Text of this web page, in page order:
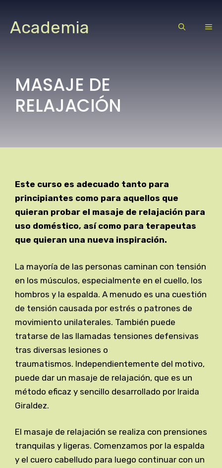
contenido
Academia
MASAJE DE
RELAJACIÓN
Este curso es adecuado tanto para
principiantes como para aquellos que
quieran probar el masaje de relajación para
uso doméstico, así como para terapeutas
que quieran una nueva inspiración.
La mayoría de las personas caminan con tensión
en los músculos, especialmente en el cuello, los
hombros y la espalda. A menudo es una cuestión
de tensión causada por estrés o patrones de
movimiento unilaterales. También puede
tratarse de las llamadas tensiones defensivas
tras diversas lesiones o
traumatismos. Independientemente del motivo,
puede dar un masaje de relajación, que es un
método eficaz y sencillo desarrollado por Iraida
Giraldez.
El masaje de relajación se realiza con prensiones
tranquilas y ligeras. Comenzamos por la espalda
y el cuero cabelludo para luego continuar con un